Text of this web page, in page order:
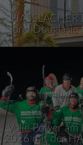
HASSLACHER
und Douglasie
Volle Power am
2026 mit der